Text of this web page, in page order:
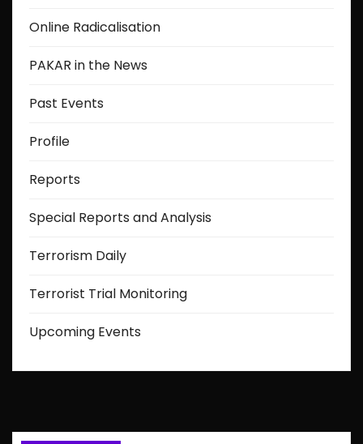
Online Radicalisation
PAKAR in the News
Past Events
Profile
Reports
Special Reports and Analysis
Terrorism Daily
Terrorist Trial Monitoring
Upcoming Events